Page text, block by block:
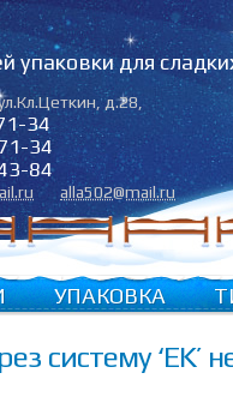
упаковки для
д.28
34
34
84
alla502@mail.ru
УПАКОВКА
систему ‘EK’